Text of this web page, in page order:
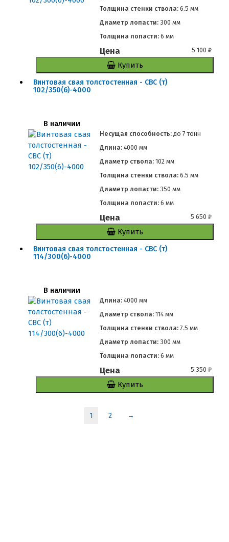
Толщина стенки ствола:6.5 мм
Диаметр лопасти:300 мм
Толщина лопасти:6 мм
Цена 5 100₽
Купить
Винтовая свая толстостенная - СВС (т)
102/350(6)-4000
В наличии
Несущая способность: до 7 тонн
Длина:4000 мм
Диаметр ствола:102 мм
Толщина стенки ствола:6.5 мм
Диаметр лопасти:350 мм
Толщина лопасти:6 мм
Цена 5 650₽
Купить
Винтовая свая толстостенная - СВС (т)
114/300(6)-4000
В наличии
Длина:4000 мм
Диаметр ствола:114 мм
Толщина стенки ствола:7.5 мм
Диаметр лопасти:300 мм
Толщина лопасти:6 мм
Цена 5 350₽
Купить
1 2 →